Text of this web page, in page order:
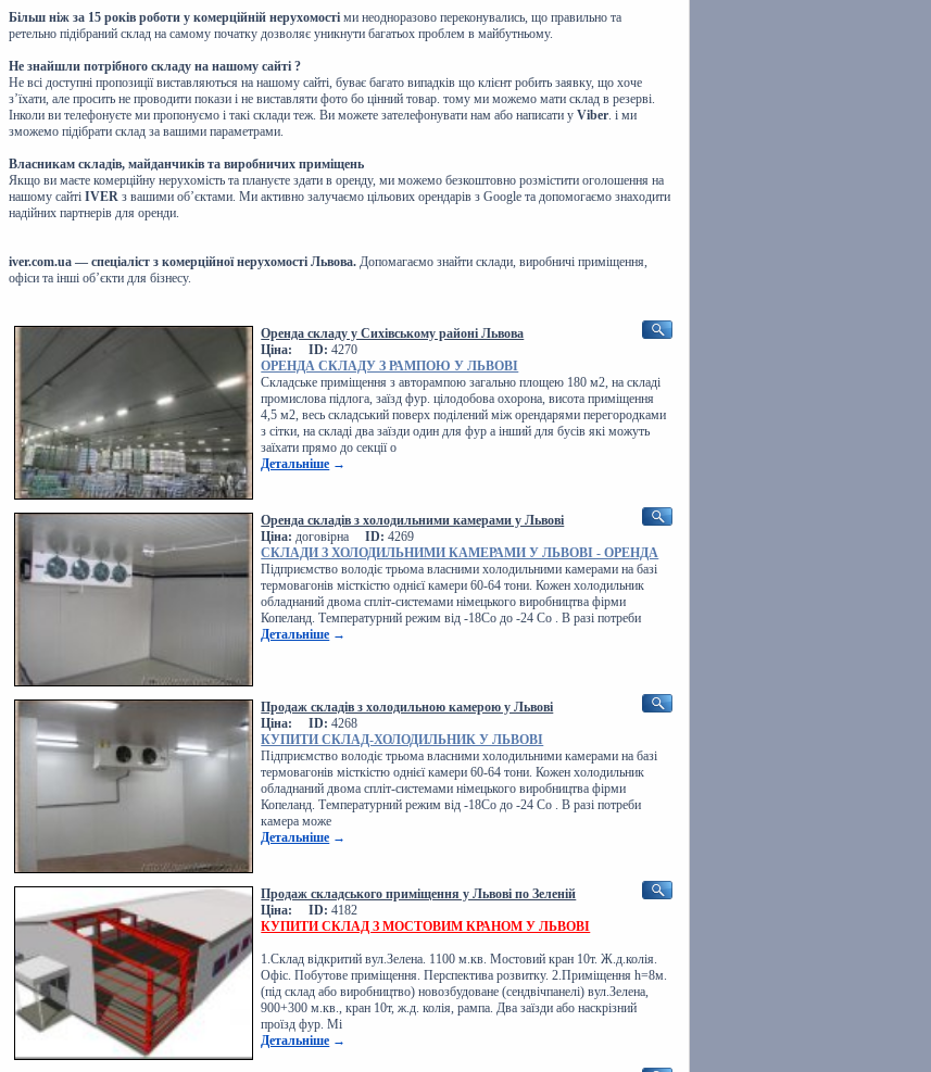
Більш ніж за 15 років роботи у комерційній нерухомостіми неодноразово переконувались, що правильно та
ретельно підібраний склад на самому початку дозволяє уникнути багатьох проблем в майбутньому.
Не знайшли потрібного складу на нашому сайті ?
Не всі доступні пропозиції виставляються на нашому сайті, буває багато випадків що клієнт робить заявку, що хоче
з’їхати, але просить не проводити покази і не виставляти фото бо цінний товар. тому ми можемо мати склад в резерві.
Інколи ви телефонуєте ми пропонуємо і такі склади теж. Ви можете зателефонувати нам або написати уViber. і ми
зможемо підібрати склад за вашими параметрами.
Власникам складів, майданчиків та виробничих приміщень
Якщо ви маєте комерційну нерухомість та плануєте здати в оренду, ми можемо безкоштовно розмістити оголошення на
нашому сайтіIVER з вашими об’єктами. Ми активно залучаємо цільових орендарів з Google та допомогаємо знаходити
надійних партнерів для оренди.
iver.com.ua — спеціаліст з комерційної нерухомості Львова. Допомагаємо знайти склади, виробничі приміщення,
офіси та інші об’єкти для бізнесу.
Оренда складу у Сихівському районі Львова
Ціна:
ID: 4270
ОРЕНДА СКЛАДУ З РАМПОЮ У ЛЬВОВІ
Складське приміщення з авторампою загально площею 180 м2, на складі
промислова підлога, заїзд фур. цілодобова охорона, висота приміщення
4,5 м2, весь складський поверх поділений між орендарями перегородками
з сітки, на складі два заїзди один для фур а інший для бусів які можуть
заїхати прямо до секції о
Детальніше →
Оренда складів з холодильними камерами у Львові
Ціна: договірна ID: 4269
СКЛАДИ З ХОЛОДИЛЬНИМИ КАМЕРАМИ У ЛЬВОВІ - ОРЕНДА
Підприємство володіє трьома власними холодильними камерами на базі
термовагонів місткістю однієї камери 60-64 тони. Кожен холодильник
обладнаний двома спліт-системами німецького виробництва фірми
Копеланд. Температурний режим від -18Со до -24 Со . В разі потреби
Детальніше →
Продаж складів з холодильною камерою у Львові
Ціна:
ID: 4268
КУПИТИ СКЛАД-ХОЛОДИЛЬНИК У ЛЬВОВІ
Підприємство володіє трьома власними холодильними камерами на базі
термовагонів місткістю однієї камери 60-64 тони. Кожен холодильник
обладнаний двома спліт-системами німецького виробництва фірми
Копеланд. Температурний режим від -18Со до -24 Со . В разі потреби
камера може
Детальніше →
Продаж складського приміщення у Львові по Зеленій
Ціна:
ID: 4182
КУПИТИ СКЛАД З МОСТОВИМ КРАНОМ У ЛЬВОВІ
1.Склад відкритий вул.Зелена. 1100 м.кв. Мостовий кран 10т. Ж.д.колія.
Офіс. Побутове приміщення. Перспектива розвитку. 2.Приміщення h=8м.
(під склад або виробництво) новозбудоване (сендвічпанелі) вул.Зелена,
900+300 м.кв., кран 10т, ж.д. колія, рампа. Два заїзди або наскрізний
проїзд фур. Мі
Детальніше →